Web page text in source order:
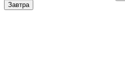
Завтра